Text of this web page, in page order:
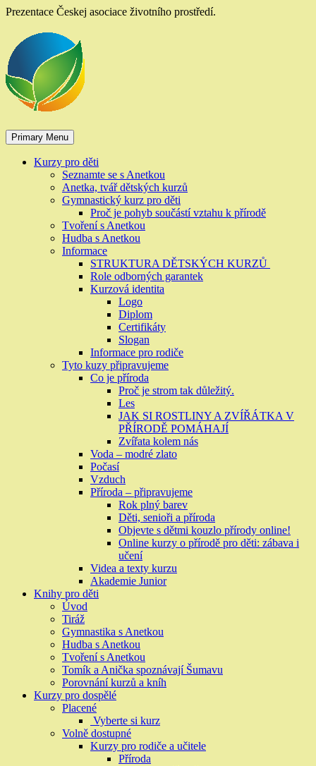
Skip
content
Prezentace Českej asociace životního prostředí.
Primary Menu
Kurzy pro děti
Seznamte se s Anetkou
Anetka, tvář dětských kurzů
Gymnastický kurz pro děti
Proč je pohyb součástí vztahu k přírodě
Tvoření s Anetkou
Hudba s Anetkou
Informace
STRUKTURA DĚTSKÝCH KURZŮ
Role odborných garantek
Kurzová identita
Logo
Diplom
Certifikáty
Slogan
Informace pro rodiče
Tyto kuzy připravujeme
Co je příroda
Proč je strom tak důležitý.
Les
JAK SI ROSTLINY A ZVÍŘÁTKA V
PŘÍRODĚ POMÁHAJÍ
Zvířata kolem nás
Voda – modré zlato
Počasí
Vzduch
Příroda – připravujeme
Rok plný barev
Děti, senioři a příroda
Objevte s dětmi kouzlo přírody online!
Online kurzy o přírodě pro děti: zábava i
učení
Videa a texty kurzu
Akademie Junior
Knihy pro děti
Úvod
Tiráž
Gymnastika s Anetkou
Hudba s Anetkou
Tvoření s Anetkou
Tomík a Anička spoznávají Šumavu
Porovnání kurzů a kníh
Kurzy pro dospělé
Placené
Vyberte si kurz
Volně dostupné
Kurzy pro rodiče a učitele
Příroda